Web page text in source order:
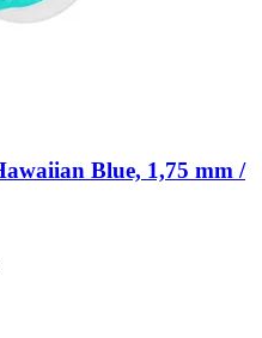
Blue, 1,75 mm /